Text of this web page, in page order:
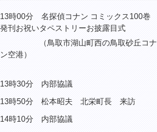
13時00分 名探偵コナン コミックス100巻
発刊お祝いタペストリーお披露目式
（鳥取市湖山町西の鳥取砂丘コナ
ン空港）
13時30分 内部協議
13時50分 松本昭夫 北栄町長 来訪
14時10分 内部協議